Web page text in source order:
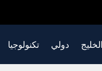
الخليج دولي تكنولوجيا